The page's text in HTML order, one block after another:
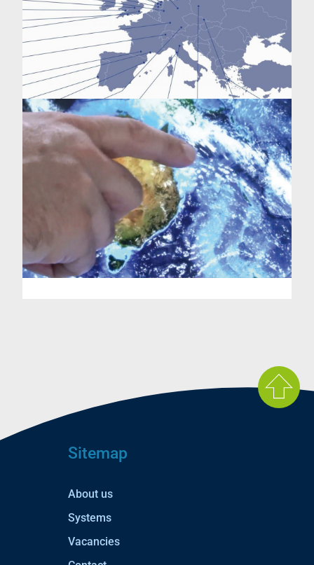
Sitemap
About us
Systems
Vacancies